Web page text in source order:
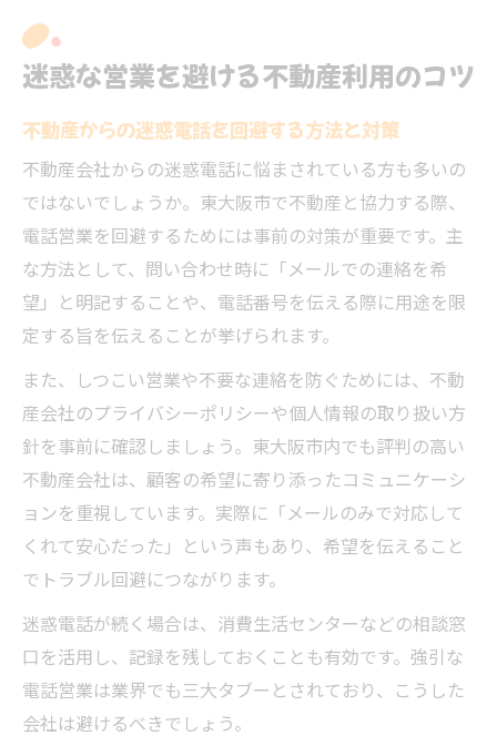
迷惑な営業を避ける不動産利用のコツ
不動産からの迷惑電話を回避する方法と対策
不動産会社からの迷惑電話に悩まされている方も多いの
ではないでしょうか。東大阪市で不動産と協力する際、
電話営業を回避するためには事前の対策が重要です。主
な方法として、問い合わせ時に「メールでの連絡を希
望」と明記することや、電話番号を伝える際に用途を限
定する旨を伝えることが挙げられます。
また、しつこい営業や不要な連絡を防ぐためには、不動
産会社のプライバシーポリシーや個人情報の取り扱い方
針を事前に確認しましょう。東大阪市内でも評判の高い
不動産会社は、顧客の希望に寄り添ったコミュニケーシ
ョンを重視しています。実際に「メールのみで対応して
くれて安心だった」という声もあり、希望を伝えること
でトラブル回避につながります。
迷惑電話が続く場合は、消費生活センターなどの相談窓
口を活用し、記録を残しておくことも有効です。強引な
電話営業は業界でも三大タブーとされており、こうした
会社は避けるべきでしょう。